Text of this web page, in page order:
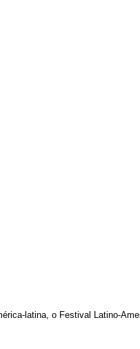
latina, o Festival Latino-